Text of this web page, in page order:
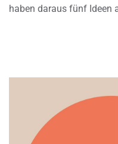
haben daraus fünf Ideen